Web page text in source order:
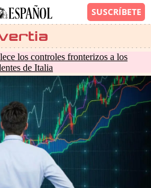
los controles fronterizos a los
de Italia